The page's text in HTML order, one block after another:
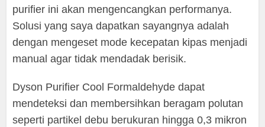
purifier ini akan mengencangkan performanya.
Solusi yang saya dapatkan sayangnya adalah
dengan mengeset mode kecepatan kipas menjadi
manual agar tidak mendadak berisik.
Dyson Purifier Cool Formaldehyde dapat
mendeteksi dan membersihkan beragam polutan
seperti partikel debu berukuran hingga 0,3 mikron